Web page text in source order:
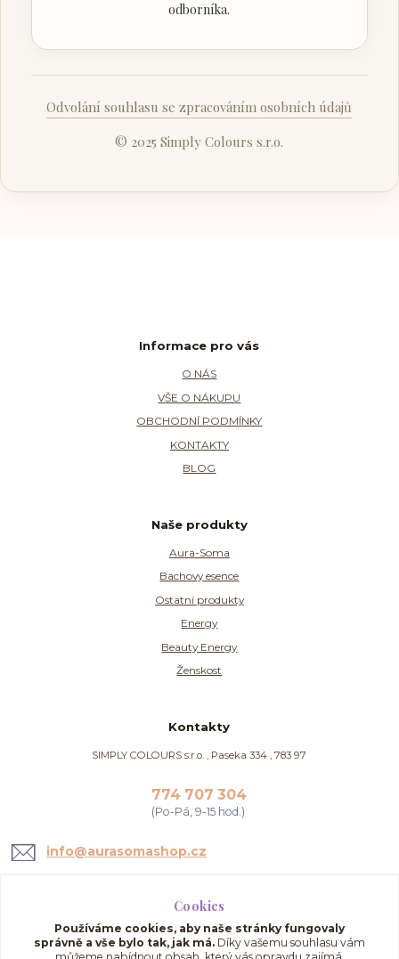
odborníka.
Odvolání souhlasu se zpracováním osobních údajů
© 2025 Simply Colours s.r.o.
Informace pro vás
O NÁS
VŠE O NÁKUPU
OBCHODNÍ PODMÍNKY
KONTAKTY
BLOG
Naše produkty
Aura-Soma
Bachovy esence
Ostatní produkty
Energy
Beauty Energy
Ženskost
Kontakty
SIMPLY COLOURS s.r.o. , Paseka 334 , 783 97
774 707 304
(Po-Pá, 9-15 hod.)
info@aurasomashop.cz
Cookies
Používáme cookies, aby naše stránky fungovaly
správně a vše bylo tak, jak má. Díky vašemu souhlasu vám